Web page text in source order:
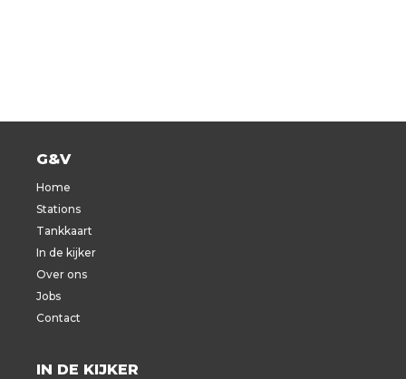
G&V
Home
Stations
Tankkaart
In de kijker
Over ons
Jobs
Contact
IN DE KIJKER